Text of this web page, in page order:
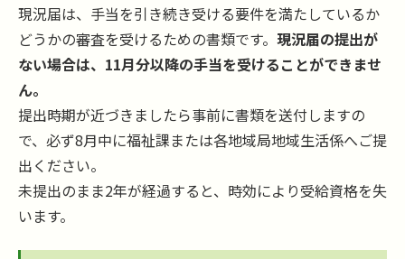
現況届は、手当を引き続き受ける要件を満たしているか
どうかの審査を受けるための書類です。 現況届の提出が
ない場合は、11月分以降の手当を受けることができませ
ん。
提出時期が近づきましたら事前に書類を送付しますの
で、必ず8月中に福祉課または各地域局地域生活係へご提
出ください。
未提出のまま2年が経過すると、時効により受給資格を失
います。